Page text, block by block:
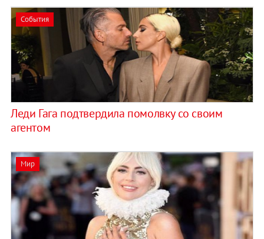
События
Леди Гага подтвердила помолвку со своим
агентом
Мир